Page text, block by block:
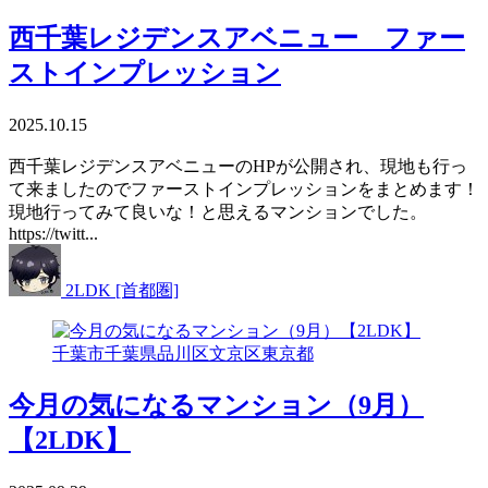
西千葉レジデンスアベニュー ファー
ストインプレッション
2025.10.15
西千葉レジデンスアベニューのHPが公開され、現地も行っ
て来ましたのでファーストインプレッションをまとめます！
現地行ってみて良いな！と思えるマンションでした。
https://twitt...
2LDK [首都圏]
千葉市千葉県品川区文京区東京都
今月の気になるマンション（9月）
【2LDK】